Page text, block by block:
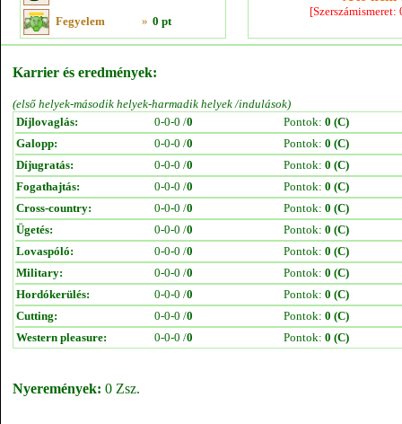
Fegyelem » 0 pt
Karrier és eredmények:
(első helyek-második helyek-harmadik helyek /indulások)
Díjlovaglás:
0-0-0 /0 Pontok: 0 (C)
Galopp:
0-0-0 /0 Pontok: 0 (C)
Díjugratás:
0-0-0 /0 Pontok: 0 (C)
Fogathajtás:
0-0-0 /0 Pontok: 0 (C)
Cross-country:
0-0-0 /0 Pontok: 0 (C)
Ügetés:
0-0-0 /0 Pontok: 0 (C)
Lovaspóló:
0-0-0 /0 Pontok: 0 (C)
Military:
0-0-0 /0 Pontok: 0 (C)
Hordókerülés:
0-0-0 /0 Pontok: 0 (C)
Cutting:
0-0-0 /0 Pontok: 0 (C)
Western pleasure:
0-0-0 /0 Pontok: 0 (C)
Nyeremények: 0 Zsz.